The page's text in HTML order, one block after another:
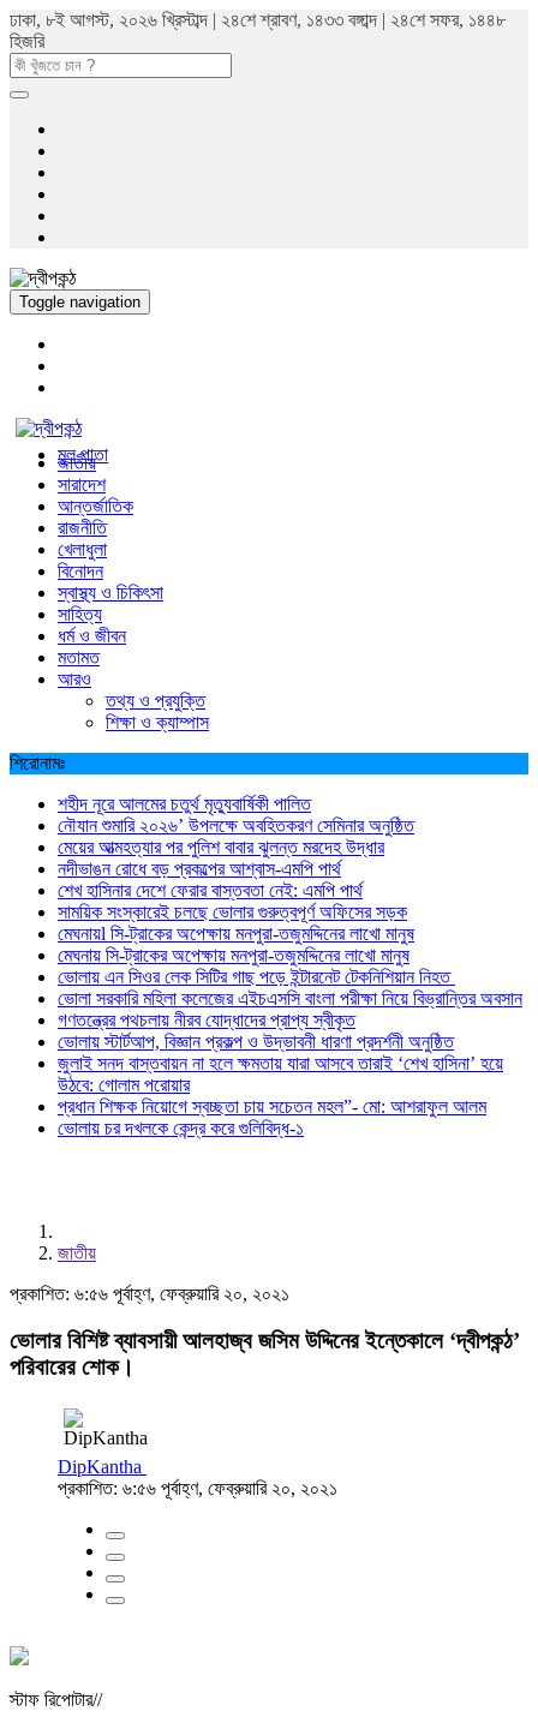
ঢাকা, ৮ই আগস্ট, ২০২৬ খ্রিস্টাব্দ | ২৪শে শ্রাবণ, ১৪৩৩ বঙ্গাব্দ | ২৪শে সফর, ১৪৪৮
হিজরি
Toggle navigation
মুল পাতা
জাতীয়
সারাদেশ
আন্তর্জাতিক
রাজনীতি
খেলাধুলা
বিনোদন
স্বাস্থ্য ও চিকিৎসা
সাহিত্য
ধর্ম ও জীবন
মতামত
আরও
তথ্য ও প্রযুক্তি
শিক্ষা ও ক্যাম্পাস
শিরোনামঃ
শহীদ নূরে আলমের চতুর্থ মৃত্যুবার্ষিকী পালিত
নৌযান শুমারি ২০২৬’ উপলক্ষে অবহিতকরণ সেমিনার অনুষ্ঠিত
মেয়ের আত্মহত্যার পর পুলিশ বাবার ঝুলন্ত মরদেহ উদ্ধার
নদীভাঙন রোধে বড় প্রকল্পের আশ্বাস-এমপি পার্থ
শেখ হাসিনার দেশে ফেরার বাস্তবতা নেই: এমপি পার্থ
সাময়িক সংস্কারেই চলছে ভোলার গুরুত্বপূর্ণ অফিসের সড়ক
মেঘনায়l সি-ট্রাকের অপেক্ষায় মনপুরা-তজুমদ্দিনের লাখো মানুষ
মেঘনায় সি-ট্রাকের অপেক্ষায় মনপুরা-তজুমদ্দিনের লাখো মানুষ
ভোলায় এন সিওর লেক সিটির গাছ পড়ে ইন্টারনেট টেকনিশিয়ান নিহত
ভোলা সরকারি মহিলা কলেজের এইচএসসি বাংলা পরীক্ষা নিয়ে বিভ্রান্তির অবসান
গণতন্ত্রের পথচলায় নীরব যোদ্ধাদের প্রাপ্য স্বীকৃত
ভোলায় স্টার্টআপ, বিজ্ঞান প্রকল্প ও উদ্ভাবনী ধারণা প্রদর্শনী অনুষ্ঠিত
জুলাই সনদ বাস্তবায়ন না হলে ক্ষমতায় যারা আসবে তারাই ‘শেখ হাসিনা’ হয়ে
উঠবে: গোলাম পরোয়ার
প্রধান শিক্ষক নিয়োগে স্বচ্ছতা চায় সচেতন মহল”- মো: আশরাফুল আলম
ভোলায় চর দখলকে কেন্দ্র করে গুলিবিদ্ধ-১
জাতীয়
প্রকাশিত: ৬:৫৬ পূর্বাহ্ণ, ফেব্রুয়ারি ২০, ২০২১
ভোলার বিশিষ্ট ব্যাবসায়ী আলহাজ্ব জসিম উদ্দিনের ইন্তেকালে ‘দ্বীপকন্ঠ’
পরিবারের শোক।
DipKantha
প্রকাশিত: ৬:৫৬ পূর্বাহ্ণ, ফেব্রুয়ারি ২০, ২০২১
স্টাফ রিপোটার//